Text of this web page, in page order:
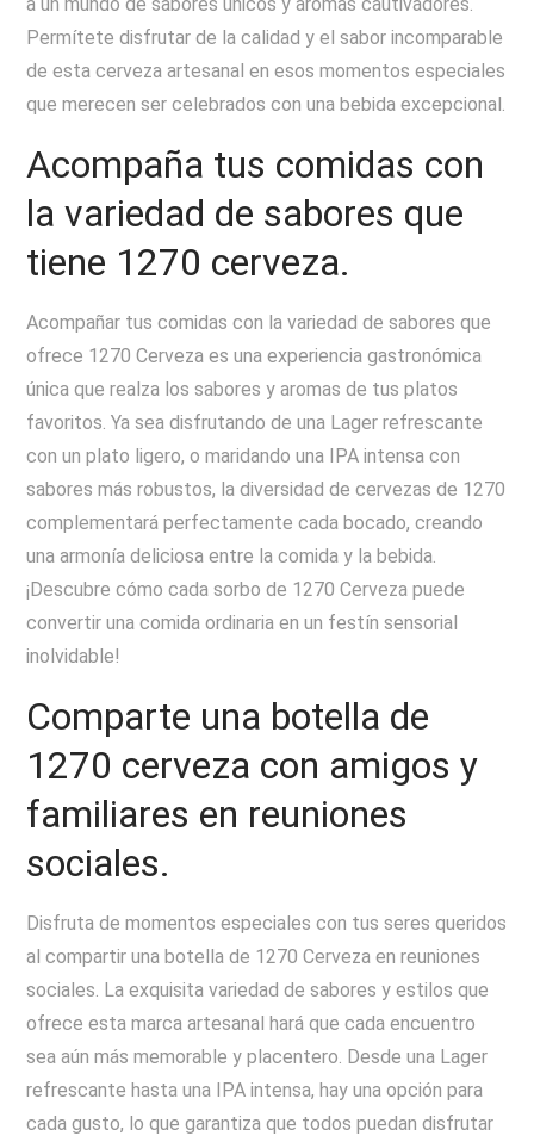
Permítete disfrutar de la calidad y el sabor incomparable
de esta cerveza artesanal en esos momentos especiales
que merecen ser celebrados con una bebida excepcional.
Acompaña tus comidas con
la variedad de sabores que
tiene 1270 cerveza.
Acompañar tus comidas con la variedad de sabores que
ofrece 1270 Cerveza es una experiencia gastronómica
única que realza los sabores y aromas de tus platos
favoritos. Ya sea disfrutando de una Lager refrescante
con un plato ligero, o maridando una IPA intensa con
sabores más robustos, la diversidad de cervezas de 1270
complementará perfectamente cada bocado, creando
una armonía deliciosa entre la comida y la bebida.
¡Descubre cómo cada sorbo de 1270 Cerveza puede
convertir una comida ordinaria en un festín sensorial
inolvidable!
Comparte una botella de
1270 cerveza con amigos y
familiares en reuniones
sociales.
Disfruta de momentos especiales con tus seres queridos
al compartir una botella de 1270 Cerveza en reuniones
sociales. La exquisita variedad de sabores y estilos que
ofrece esta marca artesanal hará que cada encuentro
sea aún más memorable y placentero. Desde una Lager
refrescante hasta una IPA intensa, hay una opción para
cada gusto, lo que garantiza que todos puedan disfrutar